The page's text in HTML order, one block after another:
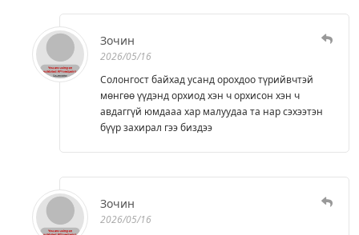
Зочин
2026/05/16
Солонгост байхад усанд орохдоо түрийвчтэй
мөнгөө үүдэнд орхиод хэн ч орхисон хэн ч
авдаггүй юмдааа хар малуудаа та нар сэхээтэн
бүүр захирал гээ биздээ
Зочин
2026/05/16